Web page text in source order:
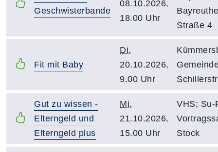
Geschwisterbande
08.10.2026,
18.00 Uhr
Straße 4
Fit mit Baby
Di.
20.10.2026,
9.00 Uhr
Gut zu wissen -
Elterngeld und
Elterngeld plus
Mi.
21.10.2026,
15.00 Uhr
VHS; Su-
Stock